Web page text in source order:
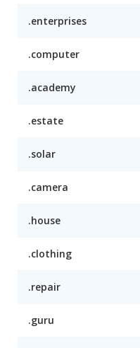
.enterprises
.computer
.academy
.estate
.solar
.camera
.house
.clothing
.repair
.guru